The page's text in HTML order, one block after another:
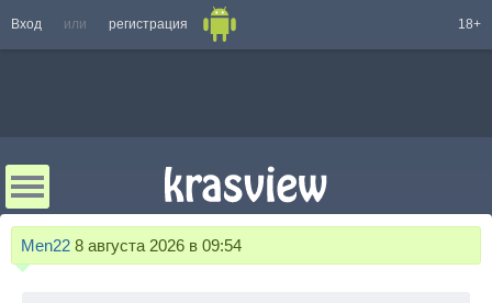
Вход или регистрация 18+
Men22 8 августа 2026 в 09:54